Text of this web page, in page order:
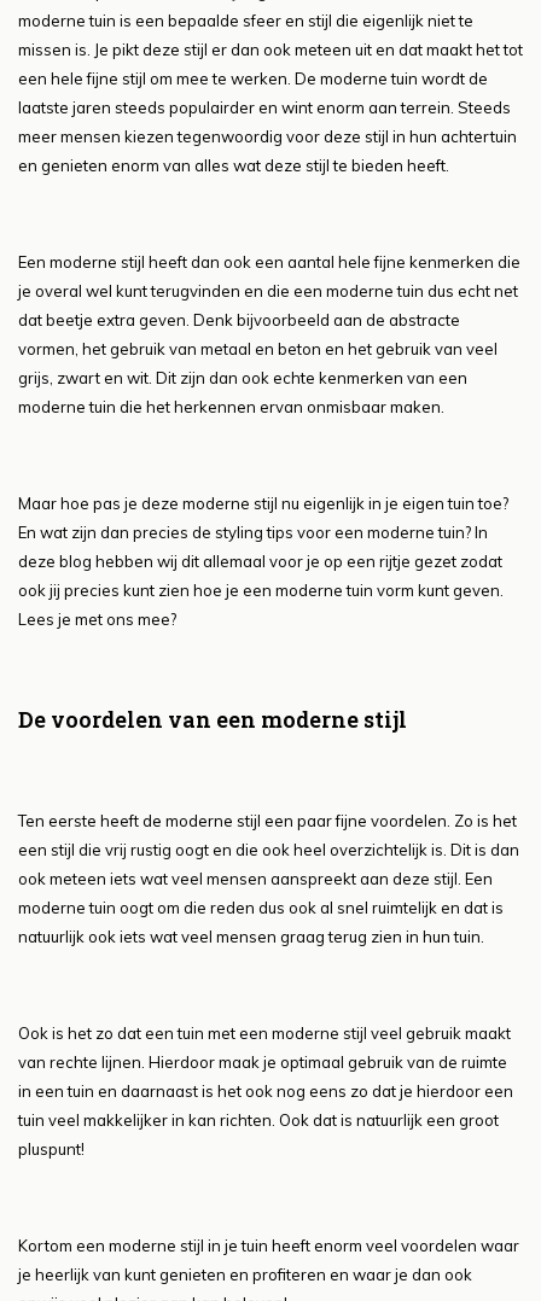
moderne tuin is een bepaalde sfeer en stijl die eigenlijk niet te
missen is. Je pikt deze stijl er dan ook meteen uit en dat maakt het tot
een hele fijne stijl om mee te werken. De moderne tuin wordt de
laatste jaren steeds populairder en wint enorm aan terrein. Steeds
meer mensen kiezen tegenwoordig voor deze stijl in hun achtertuin
en genieten enorm van alles wat deze stijl te bieden heeft.
Een moderne stijl heeft dan ook een aantal hele fijne kenmerken die
je overal wel kunt terugvinden en die een moderne tuin dus echt net
dat beetje extra geven. Denk bijvoorbeeld aan de abstracte
vormen, het gebruik van metaal en beton en het gebruik van veel
grijs, zwart en wit. Dit zijn dan ook echte kenmerken van een
moderne tuin die het herkennen ervan onmisbaar maken.
Maar hoe pas je deze moderne stijl nu eigenlijk in je eigen tuin toe?
En wat zijn dan precies de styling tips voor een moderne tuin? In
deze blog hebben wij dit allemaal voor je op een rijtje gezet zodat
ook jij precies kunt zien hoe je een moderne tuin vorm kunt geven.
Lees je met ons mee?
De voordelen van een moderne stijl
Ten eerste heeft de moderne stijl een paar fijne voordelen. Zo is het
een stijl die vrij rustig oogt en die ook heel overzichtelijk is. Dit is dan
ook meteen iets wat veel mensen aanspreekt aan deze stijl. Een
moderne tuin oogt om die reden dus ook al snel ruimtelijk en dat is
natuurlijk ook iets wat veel mensen graag terug zien in hun tuin.
Ook is het zo dat een tuin met een moderne stijl veel gebruik maakt
van rechte lijnen. Hierdoor maak je optimaal gebruik van de ruimte
in een tuin en daarnaast is het ook nog eens zo dat je hierdoor een
tuin veel makkelijker in kan richten. Ook dat is natuurlijk een groot
pluspunt!
Kortom een moderne stijl in je tuin heeft enorm veel voordelen waar
je heerlijk van kunt genieten en profiteren en waar je dan ook